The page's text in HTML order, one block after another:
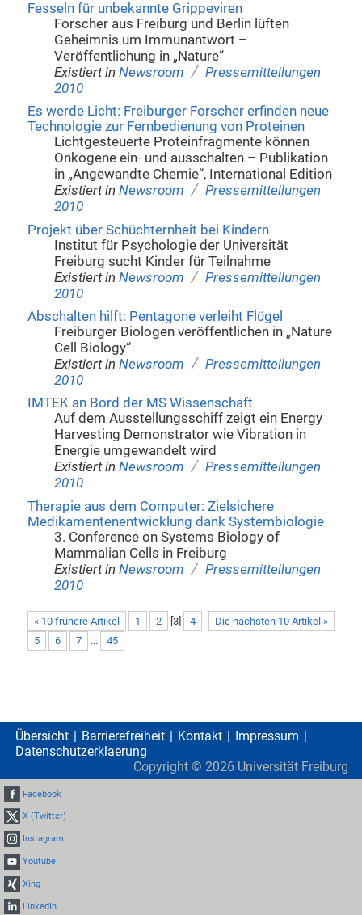
Fesseln für unbekannte Grippeviren
Forscher aus Freiburg und Berlin lüften
Geheimnis um Immunantwort –
Veröffentlichung in „Nature“
Existiert in Newsroom / Pressemitteilungen
2010
Es werde Licht: Freiburger Forscher erfinden neue
Technologie zur Fernbedienung von Proteinen
Lichtgesteuerte Proteinfragmente können
Onkogene ein- und ausschalten – Publikation
in „Angewandte Chemie“, International Edition
Existiert in Newsroom / Pressemitteilungen
2010
Projekt über Schüchternheit bei Kindern
Institut für Psychologie der Universität
Freiburg sucht Kinder für Teilnahme
Existiert in Newsroom / Pressemitteilungen
2010
Abschalten hilft: Pentagone verleiht Flügel
Freiburger Biologen veröffentlichen in „Nature
Cell Biology“
Existiert in Newsroom / Pressemitteilungen
2010
IMTEK an Bord der MS Wissenschaft
Auf dem Ausstellungsschiff zeigt ein Energy
Harvesting Demonstrator wie Vibration in
Energie umgewandelt wird
Existiert in Newsroom / Pressemitteilungen
2010
Therapie aus dem Computer: Zielsichere
Medikamentenentwicklung dank Systembiologie
3. Conference on Systems Biology of
Mammalian Cells in Freiburg
Existiert in Newsroom / Pressemitteilungen
2010
« 10 frühere Artikel Die nächsten 10 Artikel »
1 2 3]
4
5
6 7 ... 45
Übersicht Barrierefreiheit Kontakt
Impressum
Datenschutzerklaerung
Copyright © 2026 Universität Freiburg
Facebook
X (Twitter)
Instagram
Youtube
Xing
LinkedIn